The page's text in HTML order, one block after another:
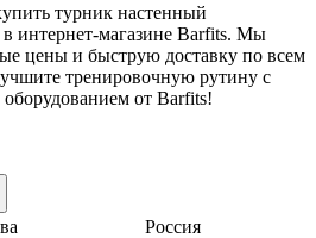
турник настенный
интернет-магазине Barfits. Мы
цены и быструю доставку по всем
тренировочную рутину с
от Barfits!
Россия